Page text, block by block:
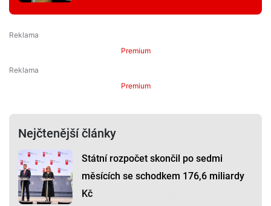
Premium
Premium
Nejčtenější články
Státní rozpočet skončil po sedmi
měsících se schodkem 176,6 miliardy
Kč